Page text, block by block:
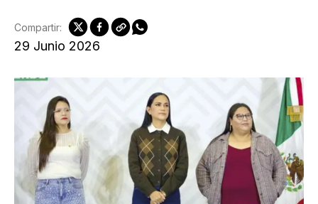
29 Junio 2026
Compartir: